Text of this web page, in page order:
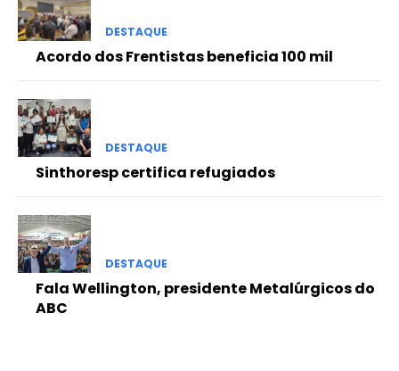
DESTAQUE
Acordo dos Frentistas beneficia 100 mil
DESTAQUE
Sinthoresp certifica refugiados
DESTAQUE
Fala Wellington, presidente Metalúrgicos do
ABC